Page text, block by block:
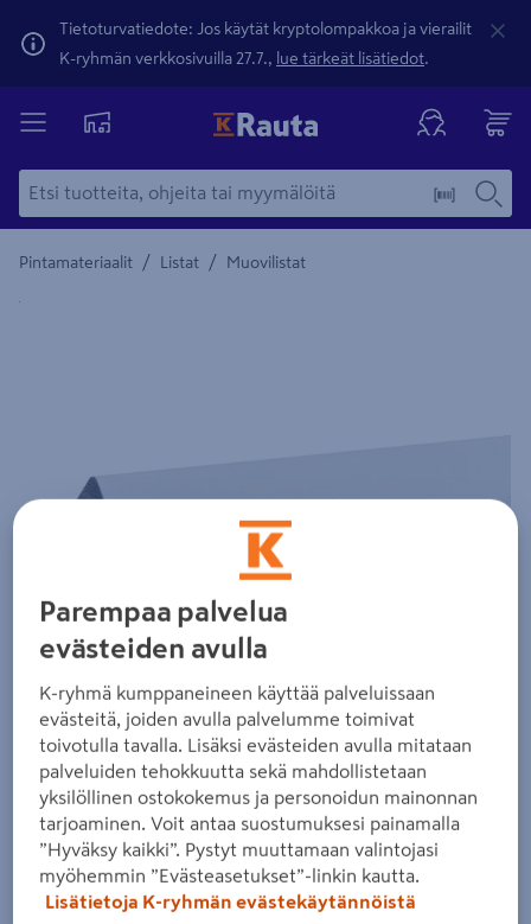
Tietoturvatiedote: Jos käytät kryptolompakkoa ja vierailit
K-ryhmän verkkosivuilla 27.7., lue tärkeät lisätiedot.
Pintamateriaalit / Listat / Muovilistat
Yksityiskohtainen kuvaus löytyy Tuotteen kuvaus -
Zoomaa kuvaa sormilla kosketusnäytöllä
Parempaa palvelua
evästeiden avulla
K-ryhmä kumppaneineen käyttää palveluissaan
evästeitä, joiden avulla palvelumme toimivat
toivotulla tavalla. Lisäksi evästeiden avulla mitataan
palveluiden tehokkuutta sekä mahdollistetaan
yksilöllinen ostokokemus ja personoidun mainonnan
tarjoaminen. Voit antaa suostumuksesi painamalla
”Hyväksy kaikki”. Pystyt muuttamaan valintojasi
myöhemmin ”Evästeasetukset”-linkin kautta.
Lisätietoja K-ryhmän evästekäytännöistä